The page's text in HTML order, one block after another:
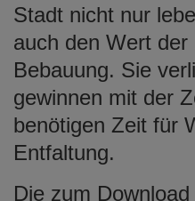
Stadt nicht nur
auch den Wert der
Bebauung. Sie
gewinnen mit der
benötigen Zeit für
Entfaltung.
Die zum